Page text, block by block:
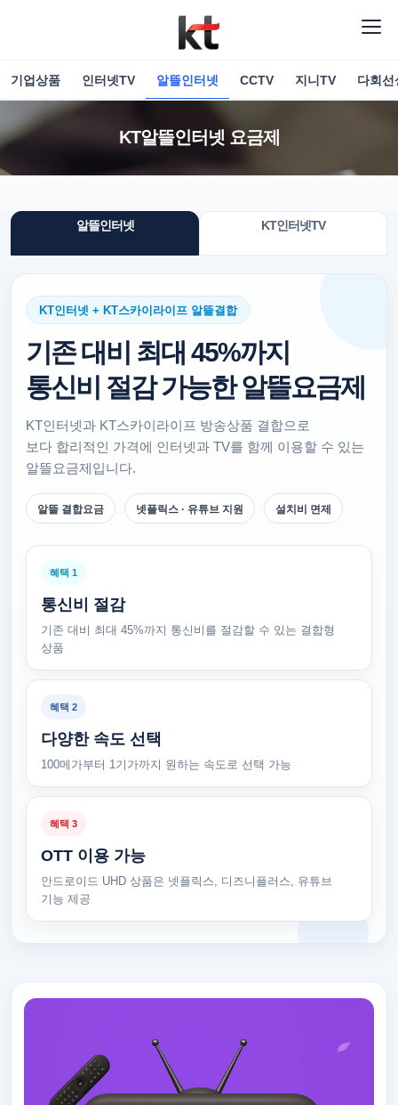
기업상품 인터넷TV 알뜰인터넷 CCTV 지니TV 다회선
KT알뜰인터넷 요금제
알뜰인터넷 KT인터넷TV
KT인터넷 + KT스카이라이프 알뜰결합
기존 대비 최대 45%까지
통신비 절감 가능한 알뜰요금제
KT인터넷과 KT스카이라이프 방송상품 결합으로
보다 합리적인 가격에 인터넷과 TV를 함께 이용할 수 있는
알뜰요금제입니다.
알뜰 결합요금 넷플릭스 · 유튜브 지원 설치비 면제
혜택 1
통신비 절감
기존 대비 최대 45%까지 통신비를 절감할 수 있는 결합형
상품
혜택 2
다양한 속도 선택
100메가부터 1기가까지 원하는 속도로 선택 가능
혜택 3
OTT 이용 가능
안드로이드 UHD 상품은 넷플릭스, 디즈니플러스, 유튜브
기능 제공